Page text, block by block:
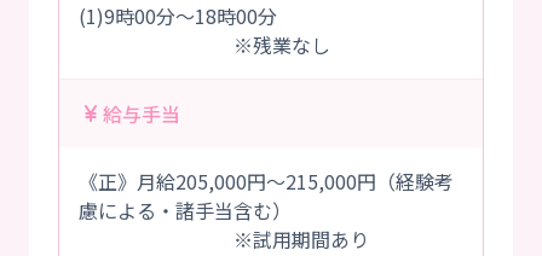
(1)9時00分～18時00分
※残業なし
給与手当
《正》月給205,000円～215,000円（経験考
慮による・諸手当含む）
※試用期間あり